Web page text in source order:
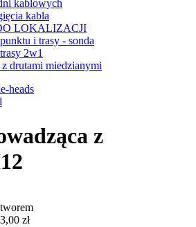
kablowych
kabla
LOKALIZACJI
i trasy - sonda
2w1
z drutami miedzianymi
z
zł